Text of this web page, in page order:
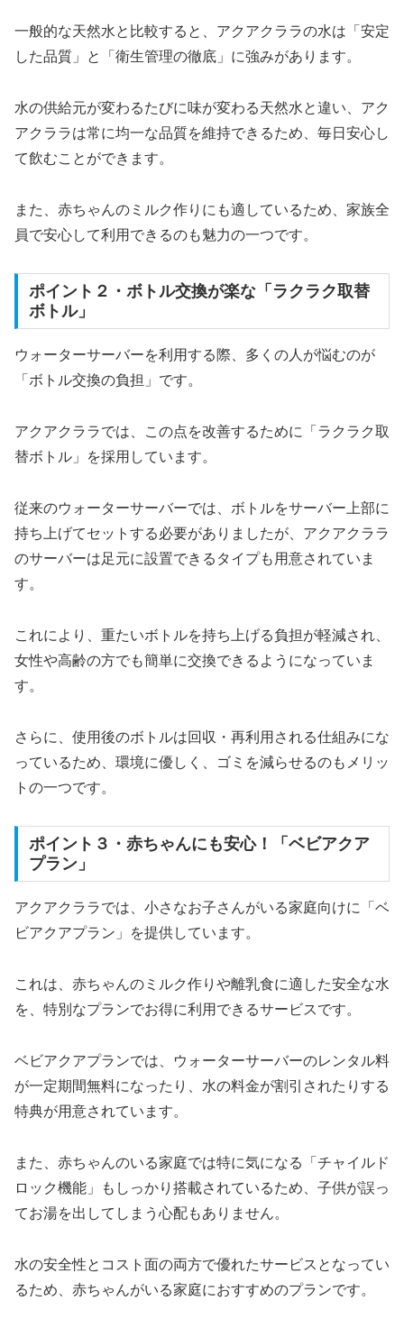
一般的な天然水と比較すると、アクアクララの水は「安定
した品質」と「衛生管理の徹底」に強みがあります。
水の供給元が変わるたびに味が変わる天然水と違い、アク
アクララは常に均一な品質を維持できるため、毎日安心し
て飲むことができます。
また、赤ちゃんのミルク作りにも適しているため、家族全
員で安心して利用できるのも魅力の一つです。
ポイント２・ボトル交換が楽な「ラクラク取替
ボトル」
ウォーターサーバーを利用する際、多くの人が悩むのが
「ボトル交換の負担」です。
アクアクララでは、この点を改善するために「ラクラク取
替ボトル」を採用しています。
従来のウォーターサーバーでは、ボトルをサーバー上部に
持ち上げてセットする必要がありましたが、アクアクララ
のサーバーは足元に設置できるタイプも用意されていま
す。
これにより、重たいボトルを持ち上げる負担が軽減され、
女性や高齢の方でも簡単に交換できるようになっていま
す。
さらに、使用後のボトルは回収・再利用される仕組みにな
っているため、環境に優しく、ゴミを減らせるのもメリッ
トの一つです。
ポイント３・赤ちゃんにも安心！「ベビアクア
プラン」
アクアクララでは、小さなお子さんがいる家庭向けに「ベ
ビアクアプラン」を提供しています。
これは、赤ちゃんのミルク作りや離乳食に適した安全な水
を、特別なプランでお得に利用できるサービスです。
ベビアクアプランでは、ウォーターサーバーのレンタル料
が一定期間無料になったり、水の料金が割引されたりする
特典が用意されています。
また、赤ちゃんのいる家庭では特に気になる「チャイルド
ロック機能」もしっかり搭載されているため、子供が誤っ
てお湯を出してしまう心配もありません。
水の安全性とコスト面の両方で優れたサービスとなってい
るため、赤ちゃんがいる家庭におすすめのプランです。